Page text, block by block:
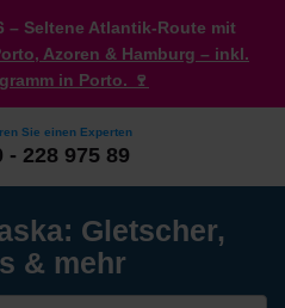
– Seltene Atlantik-Route mit
Azoren & Hamburg – inkl.
in Porto. 🍷
Sie einen Experten
- 228 975 89
Gletscher,
& mehr